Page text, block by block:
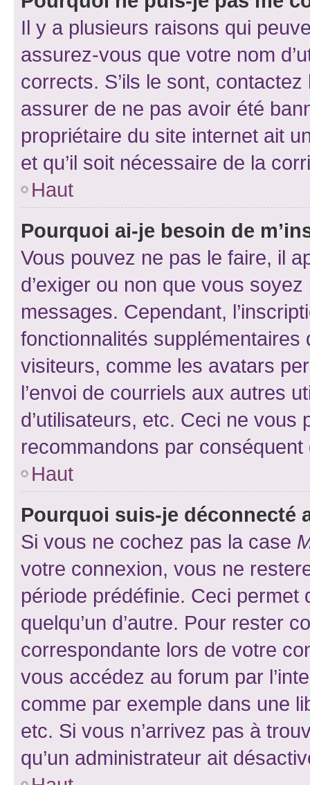
Il y a plusieurs raisons qui
assurez-vous que votre nom
corrects. S’ils le sont,
assurer de ne pas avoir été
propriétaire du site internet ait
et qu’il soit nécessaire de la
Haut
Pourquoi ai-je besoin de
Vous pouvez ne pas le faire, il
d’exiger ou non que vous
messages. Cependant,
fonctionnalités
visiteurs, comme les avatars
l’envoi de courriels aux autres
d’utilisateurs, etc. Ceci ne vous
recommandons par conséquent
Haut
Pourquoi suis-je déconnecté
Si vous ne cochez pas la case
votre connexion, vous ne
période prédéfinie. Ceci permet
quelqu’un d’autre. Pour rester
correspondante lors de votre
vous accédez au forum par
comme par exemple dans une
etc. Si vous n’arrivez pas à
qu’un administrateur ait